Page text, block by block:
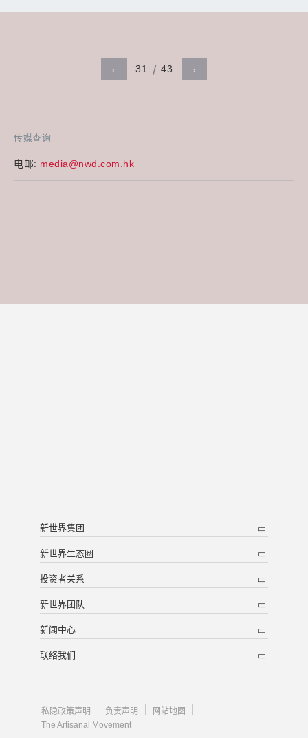
传媒查询
电邮: media@nwd.com.hk
‹ 31 43 ›
新世界集团
新世界生态圈
投资者关系
新世界团队
新闻中心
联络我们
私隐政策声明 负责声明
网站地图
The Artisanal Movement